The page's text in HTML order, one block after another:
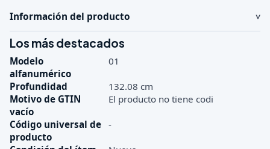
Información del producto
Los más destacados
Modelo
alfanumérico
01
Profundidad
132.08 cm
Motivo de GTIN
vacío
El producto no tiene codi
Código universal de
producto
-